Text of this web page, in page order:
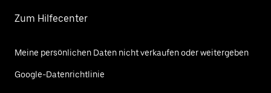
Zum Hilfecenter
Meine persönlichen Daten nicht verkaufen oder weitergeben
Google-Datenrichtlinie